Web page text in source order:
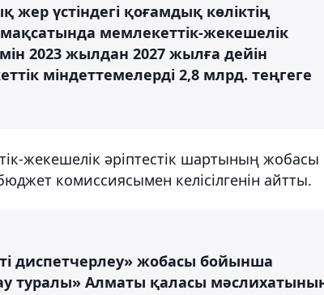
үстіндегі қоғамдық көліктің
мақсатында мемлекеттік-жекешелік
2023 жылдан 2027 жылға дейін
міндеттемелерді 2,8 млрд. теңгеге
жекешелік әріптестік шартының жобасы
комиссиясымен келісілгенін айтты.
диспетчерлеу» жобасы бойынша
туралы» Алматы қаласы